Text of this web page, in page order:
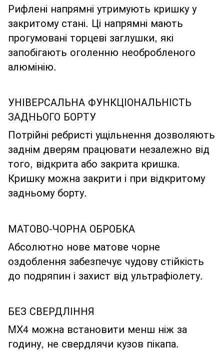
Рифлені напрямні утримують кришку у
закритому стані. Ці напрямні мають
прогумовані торцеві заглушки, які
запобігають оголенню необробленого
алюмінію.
УНІВЕРСАЛЬНА ФУНКЦІОНАЛЬНІСТЬ
ЗАДНЬОГО БОРТУ
Потрійні ребристі ущільнення дозволяють
заднім дверям працювати незалежно від
того, відкрита або закрита кришка.
Кришку можна закрити і при відкритому
задньому борту.
МАТОВО-ЧОРНА ОБРОБКА
Абсолютно нове матове чорне
оздоблення забезпечує чудову стійкість
до подряпин і захист від ультрафіолету.
БЕЗ СВЕРДЛІННЯ
MX4 можна встановити менш ніж за
годину, не свердлячи кузов пікапа.